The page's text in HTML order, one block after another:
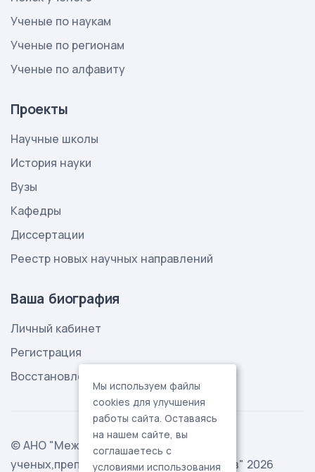
Ученые по наукам
Ученые по регионам
Ученые по алфавиту
Проекты
Научные школы
История науки
Вузы
Кафедры
Диссертации
Реестр новых научных направлений
Ваша биография
Личный кабинет
Регистрация
Восстановление пароля
© АНО "Международная ассоциация
ученых,преподавателей и специалистов" 2026
Мы используем файлы
cookies для улучшения
работы сайта. Оставаясь
на нашем сайте, вы
соглашаетесь с
условиями использования